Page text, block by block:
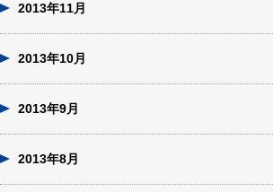
2013年11月
2013年10月
2013年9月
2013年8月